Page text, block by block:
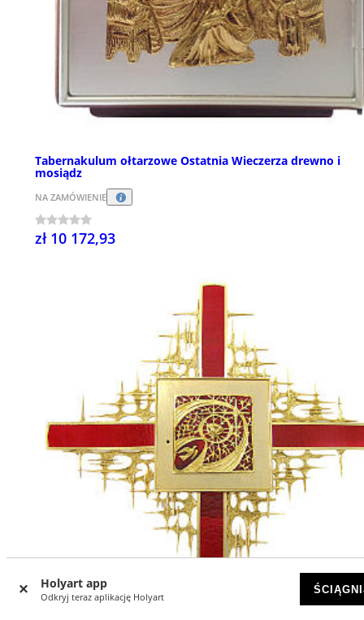
Holyart app
Odkryj teraz aplikację Holyart
Tabernakulum ołtarzowe Ostatnia Wieczerza drewno i
mosiądz
NA ZAMÓWIENIE
zł 10 172,93